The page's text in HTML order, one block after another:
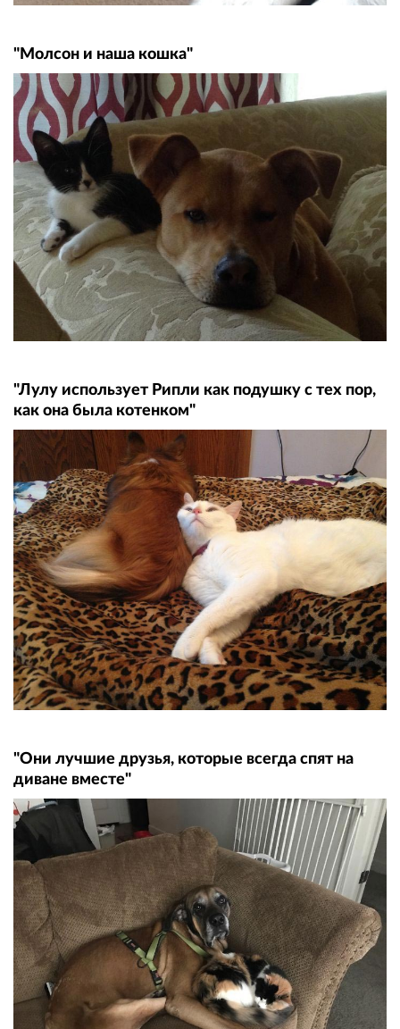
"Молсон и наша кошка"
"Лулу использует Рипли как подушку с тех пор,
как она была котенком"
"Они лучшие друзья, которые всегда спят на
диване вместе"